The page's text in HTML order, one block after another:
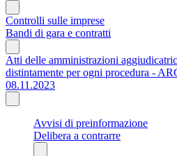
Controlli sulle imprese
Bandi di gara e contratti
Atti delle amministrazioni
distintamente per ogni procedura -
08.11.2023
Avvisi di preinformazione
Delibera a contrarre